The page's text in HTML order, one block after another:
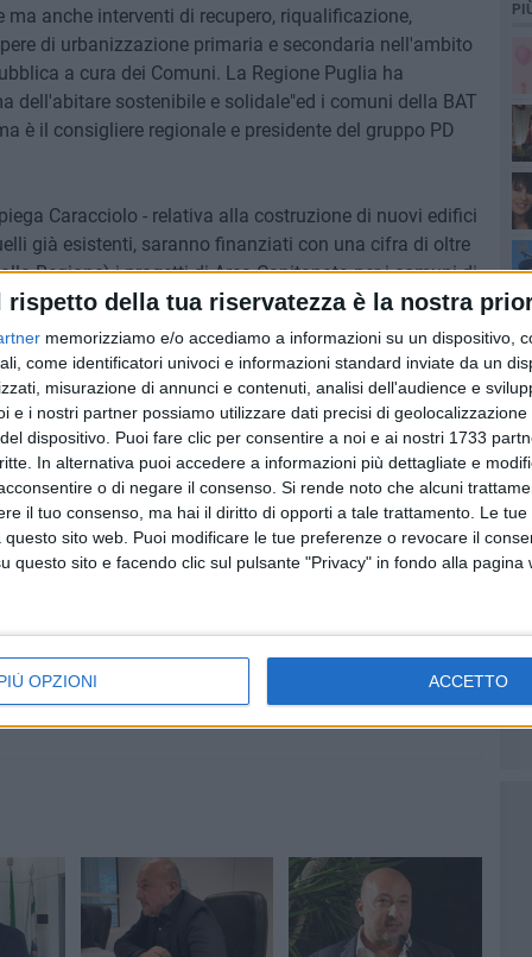
rispetto della tua riservatezza è la nostra
memorizziamo e/o accediamo a informazioni su un dispositivo,
come identificatori univoci e informazioni standard inviate da un
misurazione di annunci e contenuti, analisi dell'audience e
e i nostri partner possiamo utilizzare dati precisi di
dispositivo. Puoi fare clic per consentire a noi e ai nostri 1733
In alternativa puoi accedere a informazioni più dettagliate e
o di negare il consenso. Si rende noto che alcuni
il tuo consenso, ma hai il diritto di opporti a tale trattamento. Le
sito web. Puoi modificare le tue preferenze o revocare il
questo sito e facendo clic sul pulsante "Privacy" in fondo alla pagina
OPZIONI ACCETTO
anche interventi di recupero, riqualificazione,
di urbanizzazione primaria e secondaria nell'ambito
a cura dei Comuni. La Regione Puglia ha
dell'abitare sostenibile e solidale"ed i comuni della BAT
è il consigliere regionale e presidente del gruppo PD
Caracciolo - relativa alla costruzione di nuovi edifici
già esistenti, saranno finanziati con una cifra di oltre
Regione) i progetti di Arca Capitanata per i comuni di
di Puglia. Sempre nell'ambito della linea 1 al
euro.
il consigliere regionale - si parla di interventi di
e servizi) sempre nell'ambito di insediamenti
finanziamento regionale è pari a 25 milioni di euro di
Canosa, Margherita di Savoia e Trinitapoli".
Caracciolo - porterà indubbi benefici alla vivibilità
di